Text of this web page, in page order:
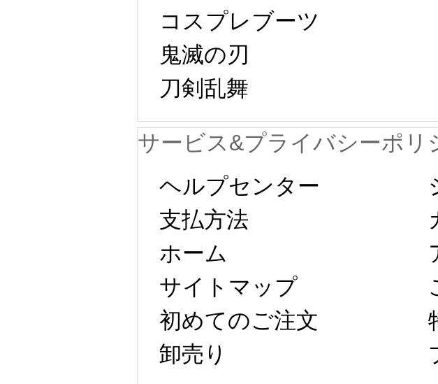
コスプレブーツ
鬼滅の刃
刀剣乱舞
サービス&プライバシーポリ
ヘルプセンター
支払方法
ホーム
サイトマップ
初めてのご注文
卸売り